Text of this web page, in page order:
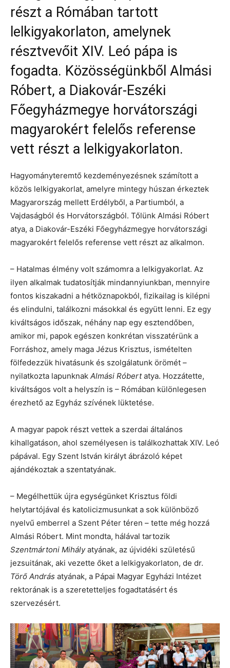
részt a Rómában tartott
lelkigyakorlaton, amelynek
résztvevőit XIV. Leó pápa is
fogadta. Közösségünkből Almási
Róbert, a Diakovár-Eszéki
Főegyházmegye horvátországi
magyarokért felelős referense
vett részt a lelkigyakorlaton.
Hagyományteremtő kezdeményezésnek számított a
közös lelkigyakorlat, amelyre mintegy húszan érkeztek
Magyarország mellett Erdélyből, a Partiumból, a
Vajdaságból és Horvátországból. Tőlünk Almási Róbert
atya, a Diakovár-Eszéki Főegyházmegye horvátországi
magyarokért felelős referense vett részt az alkalmon.
– Hatalmas élmény volt számomra a lelkigyakorlat. Az
ilyen alkalmak tudatosítják mindannyiunkban, mennyire
fontos kiszakadni a hétköznapokból, fizikailag is kilépni
és elindulni, találkozni másokkal és együtt lenni. Ez egy
kiváltságos időszak, néhány nap egy esztendőben,
amikor mi, papok egészen konkrétan visszatérünk a
Forráshoz, amely maga Jézus Krisztus, ismételten
fölfedezzük hivatásunk és szolgálatunk örömét –
nyilatkozta lapunknak Almási Róbertatya. Hozzátette,
kiváltságos volt a helyszín is – Rómában különlegesen
érezhető az Egyház szívének lüktetése.
A magyar papok részt vettek a szerdai általános
kihallgatáson, ahol személyesen is találkozhattak XIV. Leó
pápával. Egy Szent István királyt ábrázoló képet
ajándékoztak a szentatyának.
– Megélhettük újra egységünket Krisztus földi
helytartójával és katolicizmusunkat a sok különböző
nyelvű emberrel a Szent Péter téren – tette még hozzá
Almási Róbert. Mint mondta, hálával tartozik
Szentmártoni Mihályatyának, az újvidéki születésű
jezsuitának, aki vezette őket a lelkigyakorlaton, de dr.
Törő András atyának, a Pápai Magyar Egyházi Intézet
rektorának is a szeretetteljes fogadtatásért és
szervezésért.